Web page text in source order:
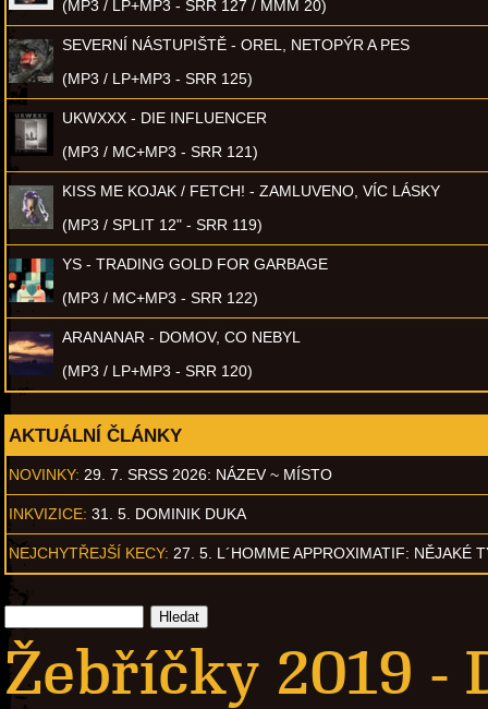
(MP3 / LP+MP3 - SRR 127 / MMM 20)
SEVERNÍ NÁSTUPIŠTĚ - OREL, NETOPÝR A PES
(MP3 / LP+MP3 - SRR 125)
UKWXXX - DIE INFLUENCER
(MP3 / MC+MP3 - SRR 121)
KISS ME KOJAK / FETCH! - ZAMLUVENO, VÍC LÁSKY
(MP3 / SPLIT 12" - SRR 119)
YS - TRADING GOLD FOR GARBAGE
(MP3 / MC+MP3 - SRR 122)
ARANANAR - DOMOV, CO NEBYL
(MP3 / LP+MP3 - SRR 120)
AKTUÁLNÍ ČLÁNKY
NOVINKY: 29. 7. SRSS 2026: NÁZEV ~ MÍSTO
INKVIZICE: 31. 5. DOMINIK DUKA
NEJCHYTŘEJŠÍ KECY: 27. 5. L´HOMME APPROXIMATIF: NĚJAKÉ
Žebříčky 2019 -